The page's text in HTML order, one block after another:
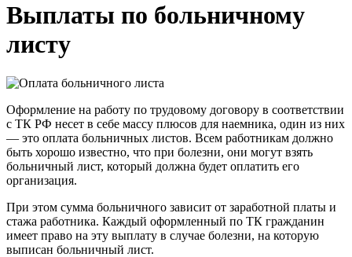
Выплаты по больничному
листу
Оформление на работу по трудовому договору в соответствии
с ТК РФ несет в себе массу плюсов для наемника, один из них
— это оплата больничных листов. Всем работникам должно
быть хорошо известно, что при болезни, они могут взять
больничный лист, который должна будет оплатить его
организация.
При этом сумма больничного зависит от заработной платы и
стажа работника. Каждый оформленный по ТК гражданин
имеет право на эту выплату в случае болезни, на которую
выписан больничный лист.